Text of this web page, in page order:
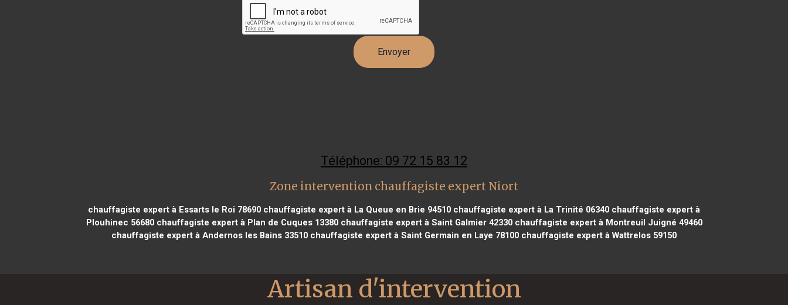
Téléphone: 09 72 15 83 12
Zone intervention chauffagiste expert Niort
chauffagiste expert à Essarts le Roi 78690 chauffagiste expert à La Queue en Brie 94510 chauffagiste expert à La Trinité 06340 chauffagiste expert à
Plouhinec 56680chauffagiste expert à Plan de Cuques 13380chauffagiste expert à Saint Galmier 42330chauffagiste expert à Montreuil Juigné 49460
chauffagiste expert à Andernos les Bains 33510 chauffagiste expert à Saint Germain en Laye 78100 chauffagiste expert à Wattrelos 59150
Artisan d'intervention